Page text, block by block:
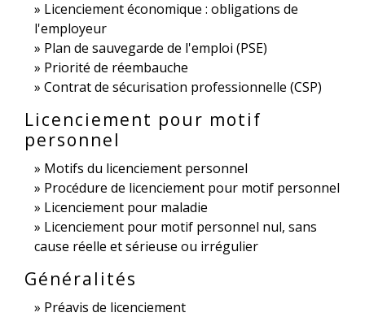
Licenciement économique : obligations de
l'employeur
Plan de sauvegarde de l'emploi (PSE)
Priorité de réembauche
Contrat de sécurisation professionnelle (CSP)
Licenciement pour motif
personnel
Motifs du licenciement personnel
Procédure de licenciement pour motif personnel
Licenciement pour maladie
Licenciement pour motif personnel nul, sans
cause réelle et sérieuse ou irrégulier
Généralités
Préavis de licenciement